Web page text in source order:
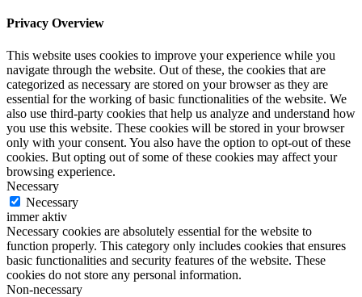
Privacy Overview
This website uses cookies to improve your experience while you
navigate through the website. Out of these, the cookies that are
categorized as necessary are stored on your browser as they are
essential for the working of basic functionalities of the website. We
also use third-party cookies that help us analyze and understand how
you use this website. These cookies will be stored in your browser
only with your consent. You also have the option to opt-out of these
cookies. But opting out of some of these cookies may affect your
browsing experience.
Necessary
Necessary
immer aktiv
Necessary cookies are absolutely essential for the website to
function properly. This category only includes cookies that ensures
basic functionalities and security features of the website. These
cookies do not store any personal information.
Non-necessary